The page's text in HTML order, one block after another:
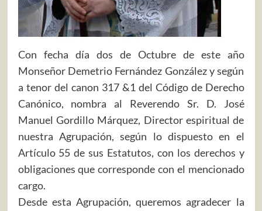
Con fecha día dos de Octubre de este año
Monseñor Demetrio Fernández González y según
a tenor del canon 317 &1 del Código de Derecho
Canónico, nombra al Reverendo Sr. D. José
Manuel Gordillo Márquez, Director espiritual de
nuestra Agrupación, según lo dispuesto en el
Artículo 55 de sus Estatutos, con los derechos y
obligaciones que corresponde con el mencionado
cargo.
Desde esta Agrupación, queremos agradecer la